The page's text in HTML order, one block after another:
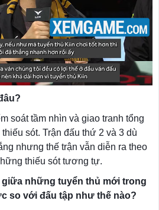
soát tầm nhìn và giao tranh tổng
sót. Trận đấu thứ 2 và 3 dù
nhưng thế trận vẫn diễn ra theo
thiếu sót tương tự.
những tuyển thủ mới trong
so với đấu tập như thế nào?